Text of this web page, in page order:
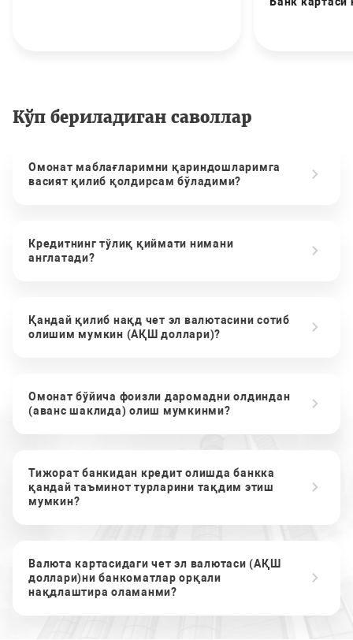
Кўп бериладиган саволлар
Омонат маблағларимни қариндошларимга
васият қилиб қолдирсам бўладими?
Кредитнинг тўлиқ қиймати нимани
англатади?
Қандай қилиб нақд чет эл валютасини сотиб
олишим мумкин (АҚШ доллари)?
Омонат бўйича фоизли даромадни олдиндан
(аванс шаклида) олиш мумкинми?
Тижорат банкидан кредит олишда банкка
қандай таъминот турларини тақдим этиш
мумкин?
Валюта картасидаги чет эл валютаси (АҚШ
доллари)ни банкоматлар орқали
нақдлаштира оламанми?